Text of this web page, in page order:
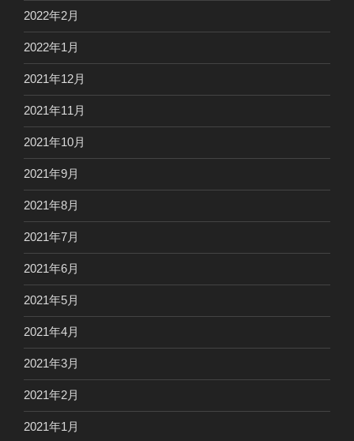
2022年2月
2022年1月
2021年12月
2021年11月
2021年10月
2021年9月
2021年8月
2021年7月
2021年6月
2021年5月
2021年4月
2021年3月
2021年2月
2021年1月